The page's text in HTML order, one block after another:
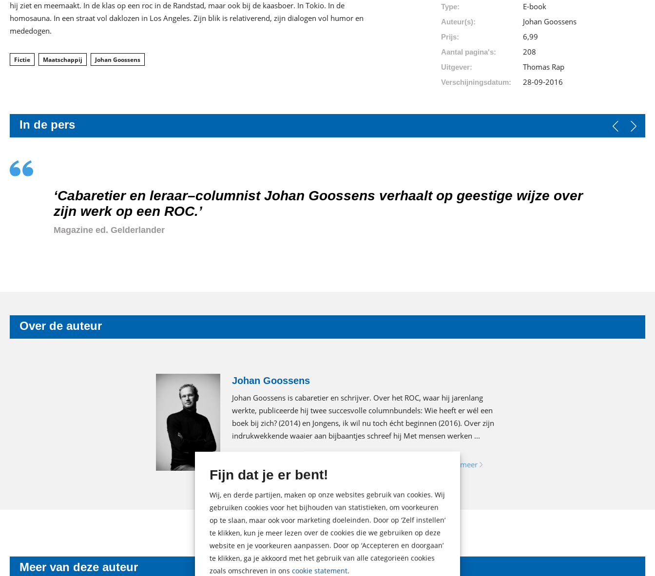
Fijn dat je er bent!
Wij, en derde partijen, maken op onze websites gebruik van cookies. Wij
gebruiken cookies voor het bijhouden van statistieken, om voorkeuren
op te slaan, maar ook voor marketing doeleinden. Door op ‘Zelf instellen’
te klikken, kun je meer lezen over de cookies die we gebruiken op deze
website en je voorkeuren aanpassen. Door op ‘Accepteren en doorgaan’
te klikken, ga je akkoord met het gebruik van alle categorieën cookies
zoals omschreven in ons cookie statement.
hij ziet en meemaakt. In de klas op een roc in de Randstad, maar ook bij de kaasboer. In Tokio. In de
homosauna. In een straat vol daklozen in Los Angeles. Zijn blik is relativerend, zijn dialogen vol humor en
mededogen.
Fictie Maatschappij Johan Goossens
Type: E-book
Auteur(s): Johan Goossens
Prijs: 6,99
Aantal pagina's: 208
Uitgever: Thomas Rap
Verschijningsdatum: 28-09-2016
In de pers
’In deze nieuwe bundel neemt Goossens de lezer mee in een wereld tot ver buiten
de klaslokalen van het ROC. Relativerend, humorvol, met mededogen voor leerling
en medemens en vanuit een goud hartje geschreven.’
Over de auteur
Johan Goossens
Johan Goossens is cabaretier en schrijver. Over het ROC, waar hij jarenlang
werkte, publiceerde hij twee succesvolle columnbundels: Wie heeft er wél een
boek bij zich? (2014) en Jongens, ik wil nu toch écht beginnen (2016). Over zijn
indrukwekkende waaier aan bijbaantjes schreef hij Met mensen werken ...
Lees meer
Meer van deze auteur